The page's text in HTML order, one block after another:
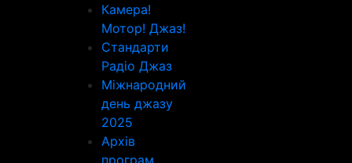
Камера!
Мотор! Джаз!
Стандарти
Радіо Джаз
Міжнародний
день джазу
2025
Архів